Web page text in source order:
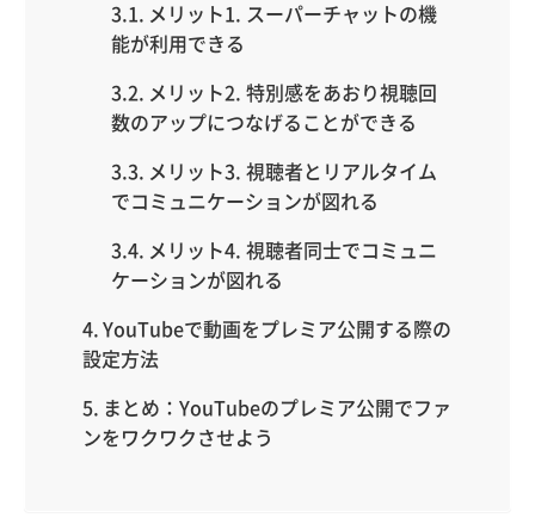
メリット1. スーパーチャットの機
能が利用できる
メリット2. 特別感をあおり視聴回
数のアップにつなげることができる
メリット3. 視聴者とリアルタイム
でコミュニケーションが図れる
メリット4. 視聴者同士でコミュニ
ケーションが図れる
YouTubeで動画をプレミア公開する際の
設定方法
まとめ：YouTubeのプレミア公開でファ
ンをワクワクさせよう